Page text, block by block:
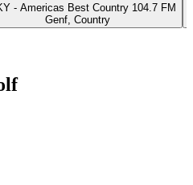
- Americas Best Country 104.7 FM
Genf, Country